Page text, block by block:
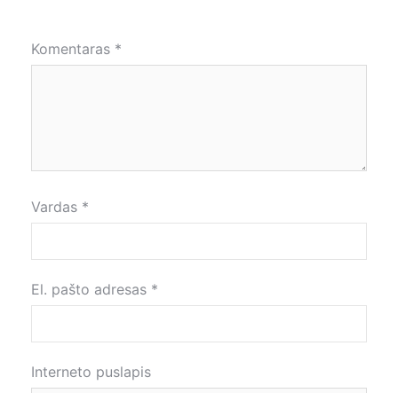
Komentaras *
Vardas *
El. pašto adresas *
Interneto puslapis